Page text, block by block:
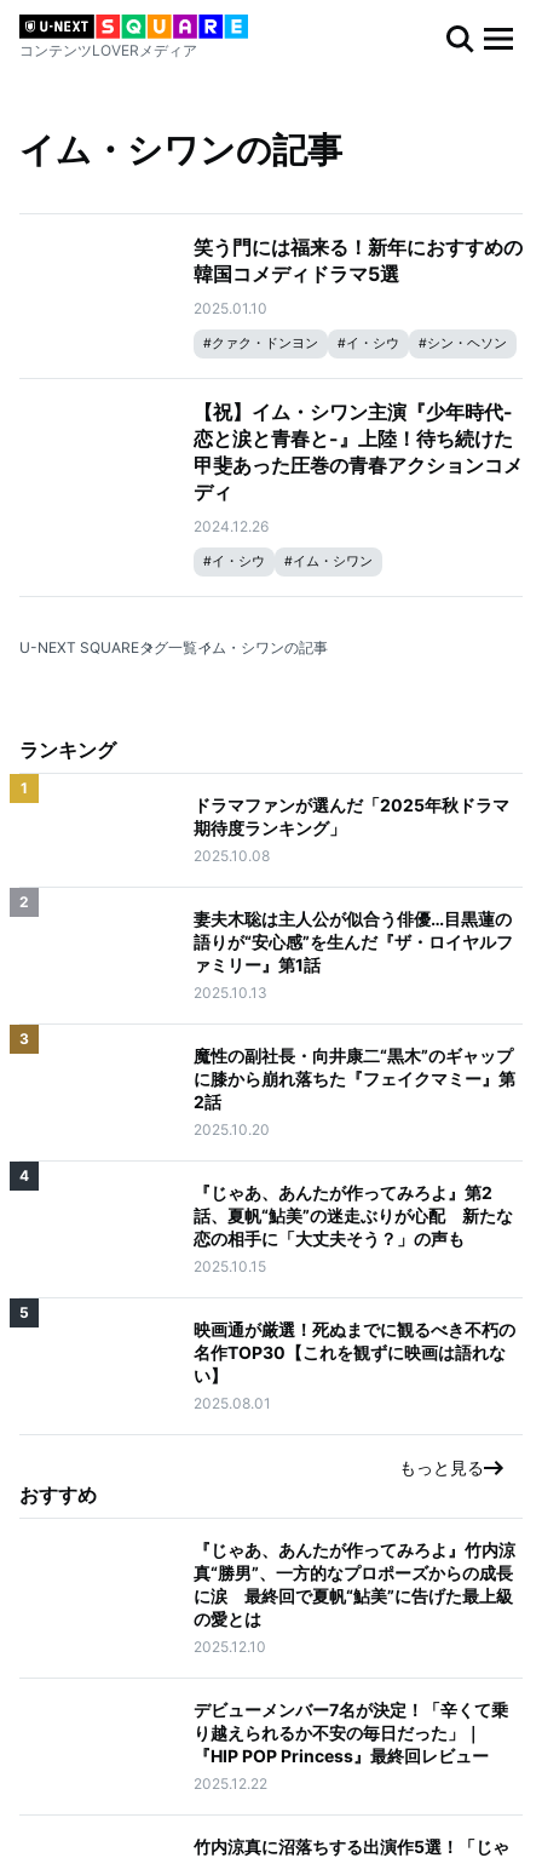
コンテンツLOVERメディア
イム・シワンの記事
笑う門には福来る！新年におすすめの
韓国コメディドラマ5選
2025.01.10
#クァク・ドンヨン #イ・シウ #シン・ヘソン
【祝】イム・シワン主演『少年時代-
恋と涙と青春と-』上陸！待ち続けた
甲斐あった圧巻の青春アクションコメ
ディ
2024.12.26
#イ・シウ #イム・シワン
U-NEXT SQUAREタグ一覧イム・シワンの記事
ランキング
1
ドラマファンが選んだ「2025年秋ドラマ
期待度ランキング」
2025.10.08
2
妻夫木聡は主人公が似合う俳優…目黒蓮の
語りが“安心感”を生んだ『ザ・ロイヤルフ
ァミリー』第1話
2025.10.13
3
魔性の副社長・向井康二“黒木”のギャップ
に膝から崩れ落ちた『フェイクマミー』第
2話
2025.10.20
4
『じゃあ、あんたが作ってみろよ』第2
話、夏帆“鮎美”の迷走ぶりが心配 新たな
恋の相手に「大丈夫そう？」の声も
2025.10.15
5
映画通が厳選！死ぬまでに観るべき不朽の
名作TOP30【これを観ずに映画は語れな
い】
2025.08.01
もっと見る
おすすめ
『じゃあ、あんたが作ってみろよ』竹内涼
真“勝男”、一方的なプロポーズからの成長
に涙 最終回で夏帆“鮎美”に告げた最上級
の愛とは
2025.12.10
デビューメンバー7名が決定！「辛くて乗
り越えられるか不安の毎日だった」｜
『HIP POP Princess』最終回レビュー
2025.12.22
竹内涼真に沼落ちする出演作5選！「じゃ